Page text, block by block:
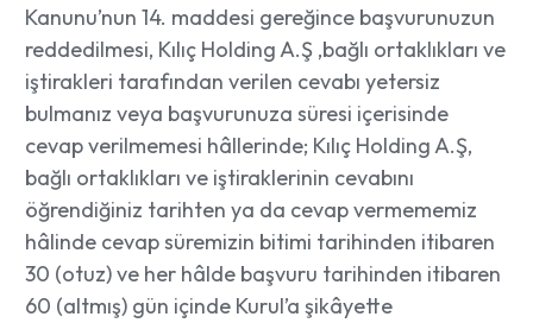
Kanunu’nun 14. maddesi gereğince başvurunuzun
reddedilmesi, Kılıç Holding A.Ş ,bağlı ortaklıkları ve
iştirakleri tarafından verilen cevabı yetersiz
bulmanız veya başvurunuza süresi içerisinde
cevap verilmemesi hâllerinde; Kılıç Holding A.Ş,
bağlı ortaklıkları ve iştiraklerinin cevabını
öğrendiğiniz tarihten ya da cevap vermememiz
hâlinde cevap süremizin bitimi tarihinden itibaren
30 (otuz) ve her hâlde başvuru tarihinden itibaren
60 (altmış) gün içinde Kurul’a şikâyette